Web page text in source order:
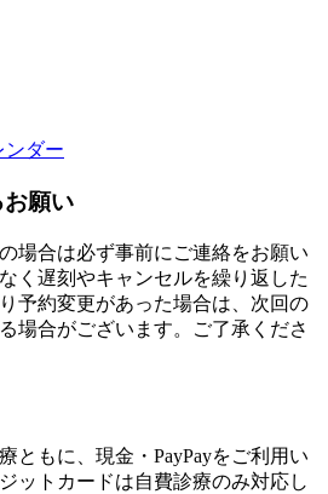
ンダー
願い
場合は必ず事前にご連絡をお願い
く遅刻やキャンセルを繰り返した
予約変更があった場合は、次回の
場合がございます。ご了承くださ
ともに、現金・PayPayをご利用い
ットカードは自費診療のみ対応し